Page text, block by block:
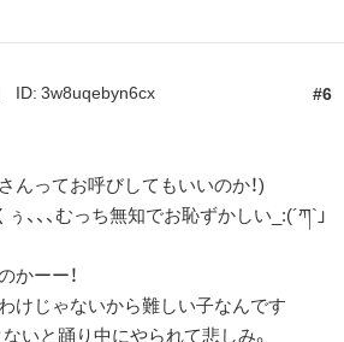
6
ID: 3w8uqebyn6cx
さんってお呼びしてもいいのか！)
ぅ、、、むっち無知でお恥ずかしい_:(´ཀ`」
かーー！
けじゃないから難しい子なんです
ないと踊り中にやられて悲しみ。